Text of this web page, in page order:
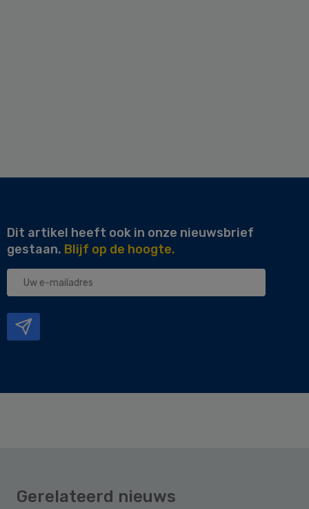
Dit artikel heeft ook in onze nieuwsbrief
gestaan. Blijf op de hoogte.
Uw
Gerelateerd nieuws